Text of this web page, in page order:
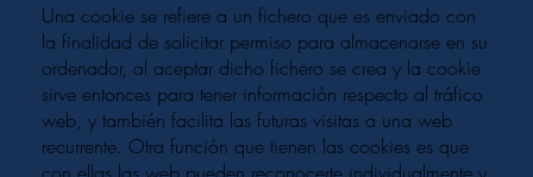
Una cookie se refiere a un fichero que es enviado con
la finalidad de solicitar permiso para almacenarse en su
ordenador, al aceptar dicho fichero se crea y la cookie
sirve entonces para tener información respecto al tráfico
web, y también facilita las futuras visitas a una web
recurrente. Otra función que tienen las cookies es que